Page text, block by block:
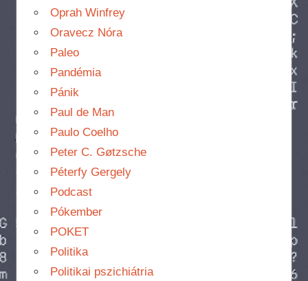
Oprah Winfrey
Oravecz Nóra
Paleo
Pandémia
Pánik
Paul de Man
Paulo Coelho
Peter C. Gøtzsche
Péterfy Gergely
Podcast
Pókember
POKET
Politika
Politikai pszichiátria